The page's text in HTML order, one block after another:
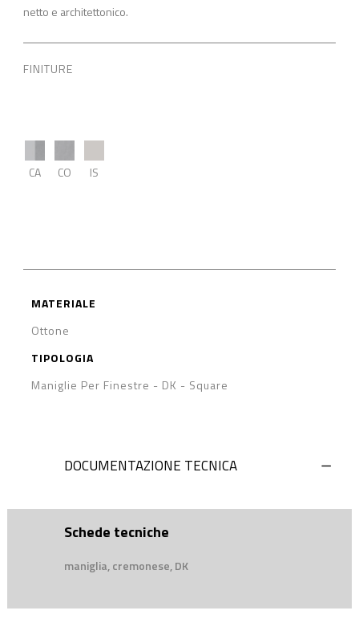
netto e architettonico.
FINITURE
CA CO IS
MATERIALE
Ottone
TIPOLOGIA
Maniglie Per Finestre - DK - Square
DOCUMENTAZIONE TECNICA
Schede tecniche
maniglia, cremonese, DK